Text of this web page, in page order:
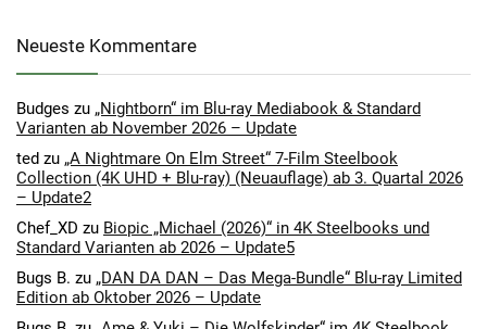
Neueste Kommentare
Budges zu „Nightborn“ im Blu-ray Mediabook & Standard
Varianten ab November 2026 – Update
ted zu „A Nightmare On Elm Street“ 7-Film Steelbook
Collection (4K UHD + Blu-ray) (Neuauflage) ab 3. Quartal 2026
– Update2
Chef_XD zu Biopic „Michael (2026)“ in 4K Steelbooks und
Standard Varianten ab 2026 – Update5
Bugs B. zu „DAN DA DAN – Das Mega-Bundle“ Blu-ray Limited
Edition ab Oktober 2026 – Update